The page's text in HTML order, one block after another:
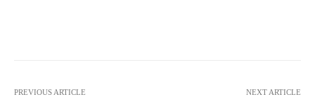
PREVIOUS ARTICLE NEXT ARTICLE